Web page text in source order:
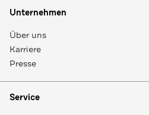
Unternehmen
Über uns
Karriere
Presse
Service